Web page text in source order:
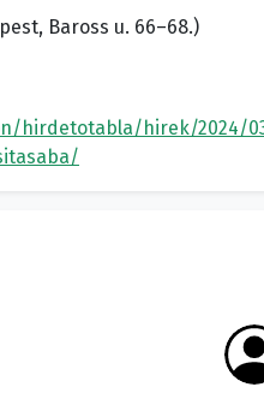
Baross u. 66–68.)
hirdetotabla/hirek/2024/